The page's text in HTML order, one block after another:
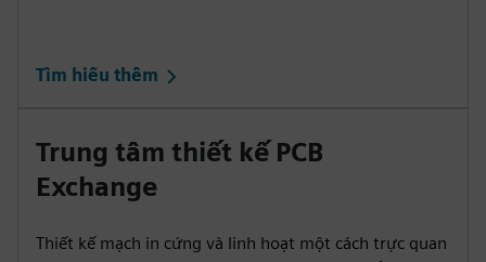
Tìm hiểu thêm
Trung tâm thiết kế PCB
Exchange
Thiết kế mạch in cứng và linh hoạt một cách trực quan